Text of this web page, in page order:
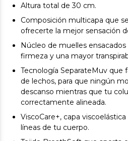
Altura total de 30 cm.
Composición multicapa que
ofrecerte la mejor sensación
Núcleo de muelles
firmeza y una mayor
Tecnología SeparateMuv que
de lechos, para que ningún
descanso mientras que tu
correctamente alineada.
ViscoCare+, capa
líneas de tu cuerpo.